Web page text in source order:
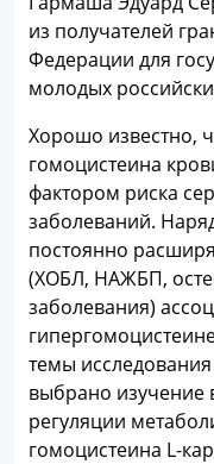
из получателей
Федерации для
молодых
Хорошо известно,
гомоцистеина
фактором риска
заболеваний.
постоянно
(ХОБЛ, НАЖБП,
заболевания)
темы
выбрано
регуляции
гомоцистеина L-